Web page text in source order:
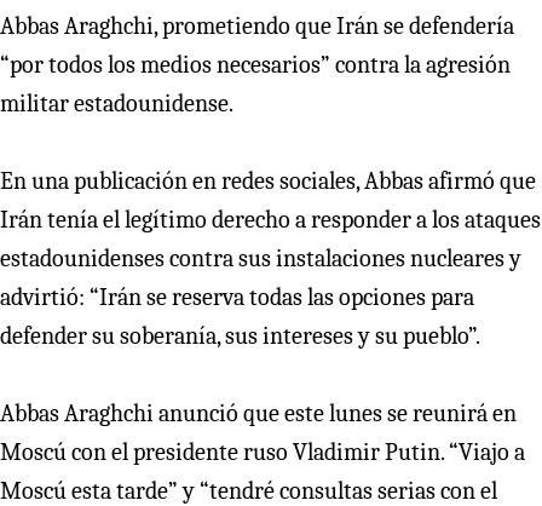
Abbas Araghchi, prometiendo que Irán se defendería
“por todos los medios necesarios” contra la agresión
militar estadounidense.
En una publicación en redes sociales, Abbas afirmó que
Irán tenía el legítimo derecho a responder a los ataques
estadounidenses contra sus instalaciones nucleares y
advirtió: “Irán se reserva todas las opciones para
defender su soberanía, sus intereses y su pueblo”.
Abbas Araghchi anunció que este lunes se reunirá en
Moscú con el presidente ruso Vladimir Putin. “Viajo a
Moscú esta tarde” y “tendré consultas serias con el